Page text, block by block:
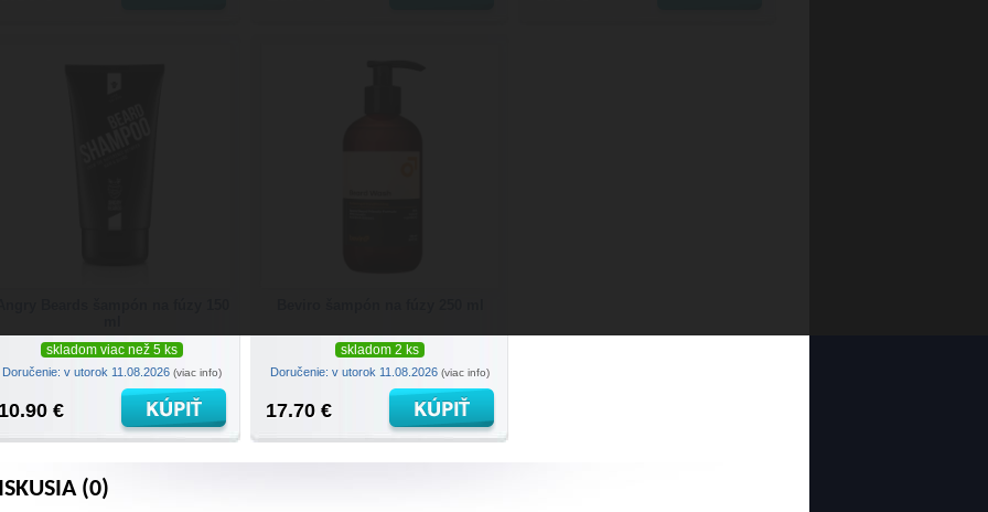
skladom viac než 5 ks
Doručenie: v utorok 11.08.2026 (viac info)
€
skladom 2 ks
Doručenie: v utorok 11.08.2026 (viac info)
17.70 €
(0)